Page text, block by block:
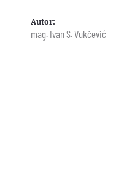
Autor:
mag. Ivan S. Vukčević